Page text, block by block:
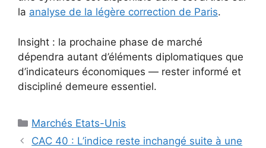
la analyse de la légère correction de Paris.
Insight : la prochaine phase de marché
dépendra autant d’éléments diplomatiques que
d’indicateurs économiques — rester informé et
discipliné demeure essentiel.
Catégories
Marchés Etats-Unis
CAC 40 : L’indice reste inchangé suite à une